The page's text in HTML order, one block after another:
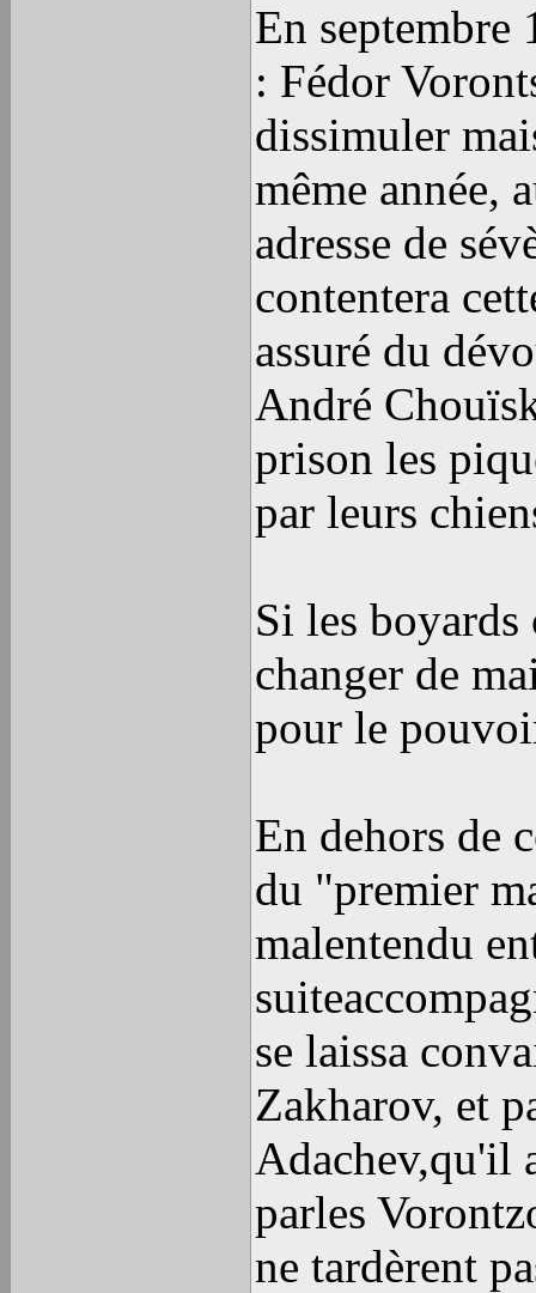
En
: Fédor
dissimuler
même année,
adresse de
contentera
assuré du
André
prison les
par leurs
Si les
changer de
pour le
En dehors de
du "premier
malentendu
se laissa
Zakharov, et
Adachev,qu'il
parles
ne tardèrent